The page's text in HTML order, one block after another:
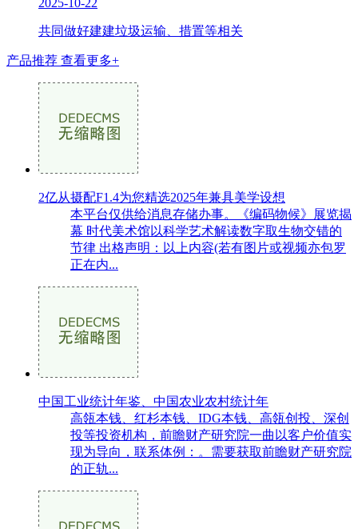
共同做好建建垃圾运输、措置等相关
产品推荐 查看更多+
2亿从摄配F1.4为您精选2025年兼具美学设想
本平台仅供给消息存储办事。《编码物候》展览揭
幕 时代美术馆以科学艺术解读数字取生物交错的
节律 出格声明：以上内容(若有图片或视频亦包罗
正在内...
中国工业统计年鉴、中国农业农村统计年
高瓴本钱、红杉本钱、IDG本钱、高瓴创投、深创
投等投资机构，前瞻财产研究院一曲以客户价值实
现为导向，联系体例：。需要获取前瞻财产研究院
的正轨...